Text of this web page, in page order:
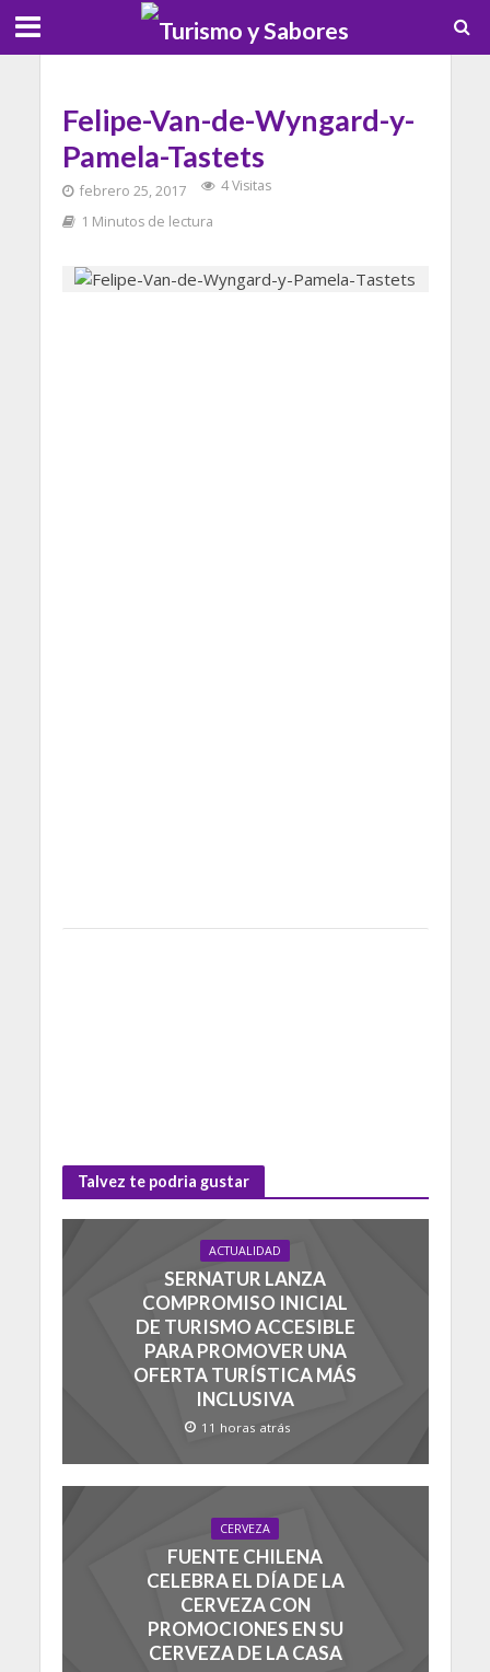
Felipe-Van-de-Wyngard-y-
Pamela-Tastets
febrero 25, 2017
4 Visitas
1 Minutos de lectura
Talvez te podria gustar
ACTUALIDAD
SERNATUR LANZA
COMPROMISO INICIAL
DE TURISMO ACCESIBLE
PARA PROMOVER UNA
OFERTA TURÍSTICA MÁS
INCLUSIVA
11 horas atrás
CERVEZA
FUENTE CHILENA
CELEBRA EL DÍA DE LA
CERVEZA CON
PROMOCIONES EN SU
CERVEZA DE LA CASA